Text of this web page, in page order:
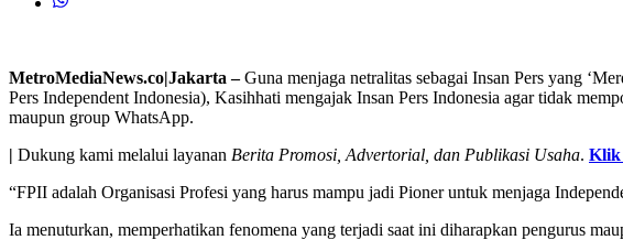
MetroMediaNews.co|Jakarta –Guna menjaga netralitas sebagai Insan Pers yang
Pers Independent Indonesia), Kasihhati mengajak Insan Pers Indonesia agar tidak
maupun group WhatsApp.
| Dukung kami melalui layanan Berita Promosi, Advertorial, dan Publikasi Usaha. Klik
“FPII adalah Organisasi Profesi yang harus mampu jadi Pioner untuk menjaga
Ia menuturkan, memperhatikan fenomena yang terjadi saat ini diharapkan pengurus